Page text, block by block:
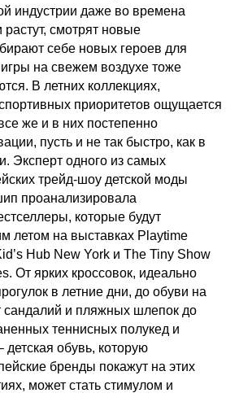
индустрии даже во времена
смотрят новые
себе новых героев для
на свежем воздухе тоже
В летних коллекциях,
приоритетов ощущается
же и в них постепенно
пусть и не так быстро, как в
Эксперт одного из самых
трейд-шоу детской моды
проанализировала
которые будут
летом на выставках Playtime
Hub New York и The Tiny Show
От ярких кроссовок, идеально
в летние дни, до обуви на
сандалий и пляжных шлепок до
теннисных полукед и
детская обувь, которую
бренды покажут на этих
может стать стимулом и